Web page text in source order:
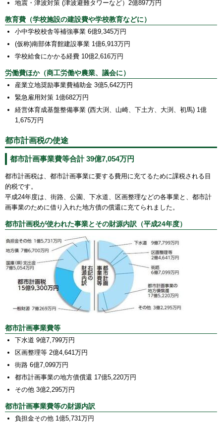
地震・津波対策 (津波避難タワーなど）2億897万円
教育費（学校施設の建設費や学校教育などに）
小中学校校舎等補強事業 6億9,345万円
(仮称)南部体育館建設事業 1億6,913万円
学校給食にかかる経費 10億2,616万円
労働費ほか（商工労働や農業、議会に）
産業立地奨励事業費補助金 3億5,642万円
緊急雇用対策 1億682万円
経営体育成基盤整備事業 (西大渕、山崎、下土方、大渕、初馬) 1億
1,675万円
都市計画税の使途
都市計画事業費等合計 39億7,054万円
都市計画税は、都市計画事業に要する費用に充てるために課税される目
的税です。
平成24年度は、街路、公園、下水道、区画整理などの各事業と、都市計
画事業のために借り入れた地方債の償還に充てられました。
都市計画税が使われた事業とその財源内訳（平成24年度）
都市計画事業費等
下水道 9億7,799万円
区画整理等 2億4,641万円
街路 6億7,099万円
都市計画事業の地方債償還 17億5,220万円
その他 3億2,295万円
都市計画事業費等の財源内訳
負担金その他 1億5,731万円